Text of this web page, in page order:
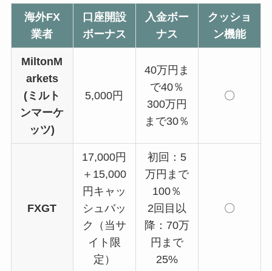
海外FX
業者
口座開設
ボーナス
入金ボー
ナス
クッショ
ン機能
MiltonM
arkets
(ミルト
ンマーケ
ッツ)
5,000円
40万円ま
で40％
300万円
まで30％
〇
FXGT
17,000円
＋15,000
円キャッ
シュバッ
ク（当サ
イト限
定）
初回：5
万円まで
100％
2回目以
降：70万
円まで
25%
〇